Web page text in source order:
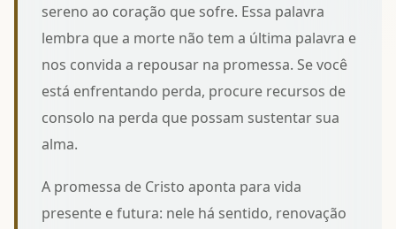
sereno ao coração que sofre. Essa palavra
lembra que a morte não tem a última palavra e
nos convida a repousar na promessa. Se você
está enfrentando perda, procure recursos de
consolo na perda que possam sustentar sua
alma.
A promessa de Cristo aponta para vida
presente e futura: nele há sentido, renovação